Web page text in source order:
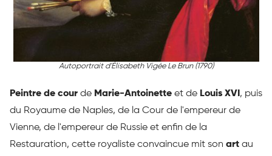
Autoportrait d'Élisabeth Vigée Le Brun (1790)
Peintre de cour de Marie-Antoinette et de Louis XVI , puis
du Royaume de Naples, de la Cour de l'empereur de
Vienne, de l'empereur de Russie et enfin de la
Restauration, cette royaliste convaincue mit son art au